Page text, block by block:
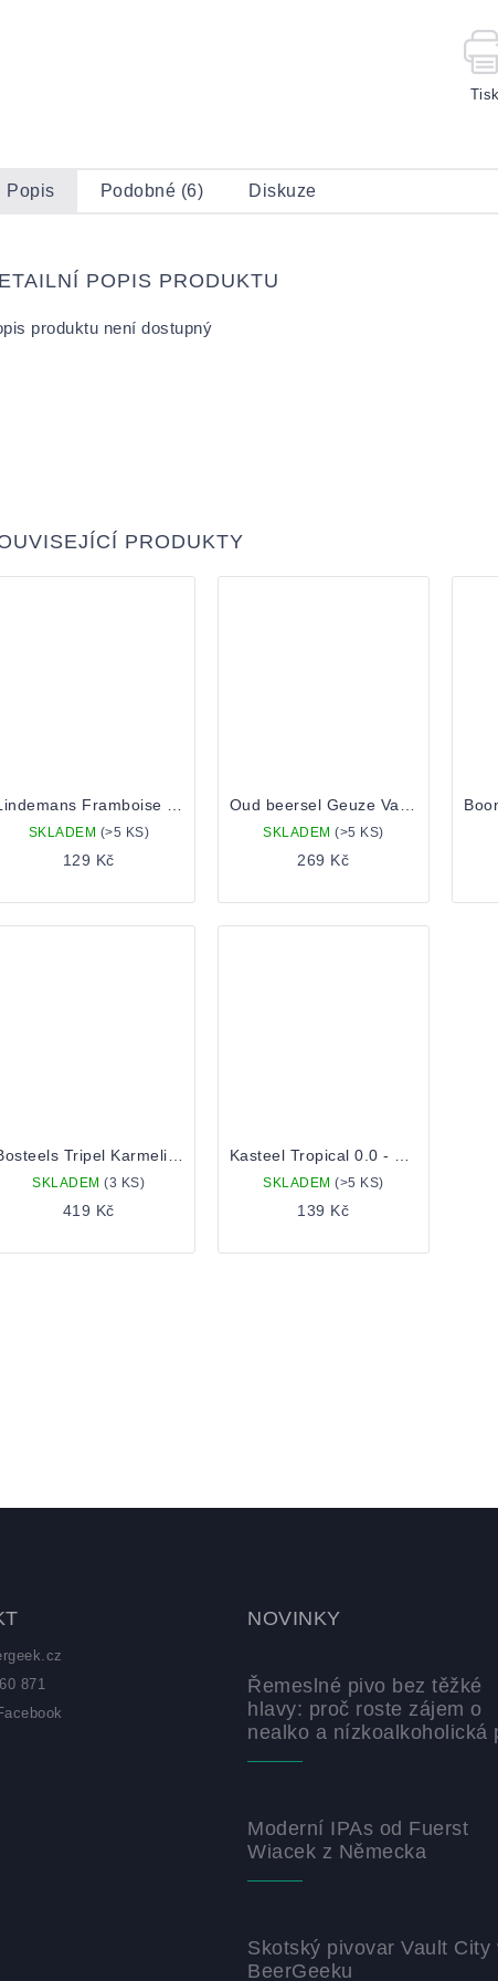
Tisk
Popis Podobné (6) Diskuze
POPIS PRODUKTU
produktu není dostupný
PRODUKTY
SKLADEM (>5 KS)
129 Kč
SKLADEM (>5 KS)
269 Kč
SKLADEM(3 KS)
419 Kč
SKLADEM (>5 KS)
139 Kč
871
NOVINKY
Řemeslné pivo bez těžké
hlavy: proč roste zájem o
nealko a nízkoalkoholická
Moderní IPAs od Fuerst
Wiacek z Německa
Skotský pivovar Vault City
BeerGeeku